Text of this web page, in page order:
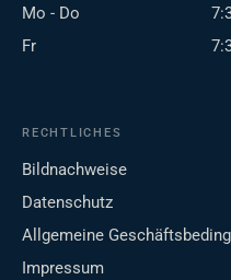
Mo - Do
Fr
RECHTLICHES
Bildnachweise
Datenschutz
Allgemeine
Impressum